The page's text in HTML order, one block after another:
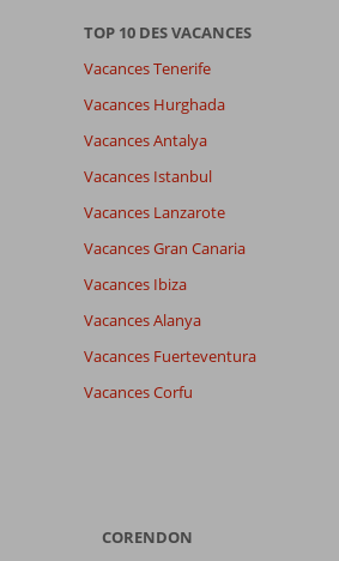
TOP 10 DES VACANCES
Vacances Tenerife
Vacances Hurghada
Vacances Antalya
Vacances Istanbul
Vacances Lanzarote
Vacances Gran Canaria
Vacances Ibiza
Vacances Alanya
Vacances Fuerteventura
Vacances Corfu
CORENDON